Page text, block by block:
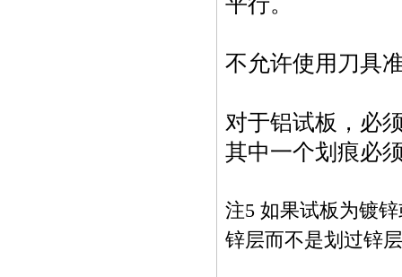
不允许使用刀具
对于铝试板，必
其中一个划痕必
注5 如果试板为镀
锌层而不是划过锌